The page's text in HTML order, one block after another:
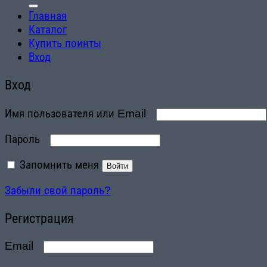
Главная
Каталог
Купить поинты
Вход
Вход
Имя пользователя или Email Обязательно
Пароль Обязательно
Запомнить меня Войти
Забыли свой пароль?
Регистрация
Email